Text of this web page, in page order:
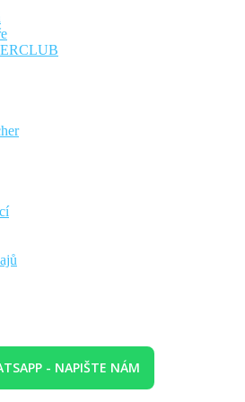
velikosti King nebo oddělené postele a
nebo Rua dos Correeiros. Některé
je také minibar, TV, kávovar
klimatizace, pohovka, skříň,
potřebami a fénem, župan,
jednu velikost Queen a jednu
Rua da Prata nebo Rua dos
vzniklé spojením dvou spojených
balkon. V pokoji je také minibar, TV,
trezor, klimatizace, pohovka,
toaletními potřebami a fénem,
set a WiFi.
přímo vybízí k poznávání
památek města.
s bohatou kontinentální snídaní.
- NAPIŠTE NÁM